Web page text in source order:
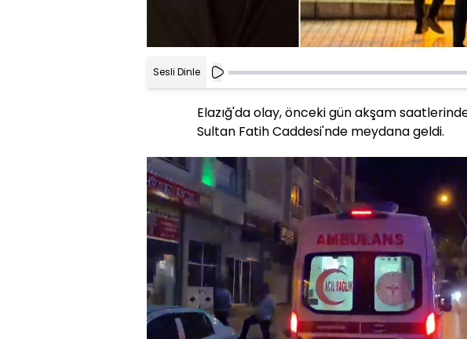
Sesli Dinle
Elazığ'da olay, önceki gün akşam
Sultan Fatih Caddesi'nde meydana geldi.